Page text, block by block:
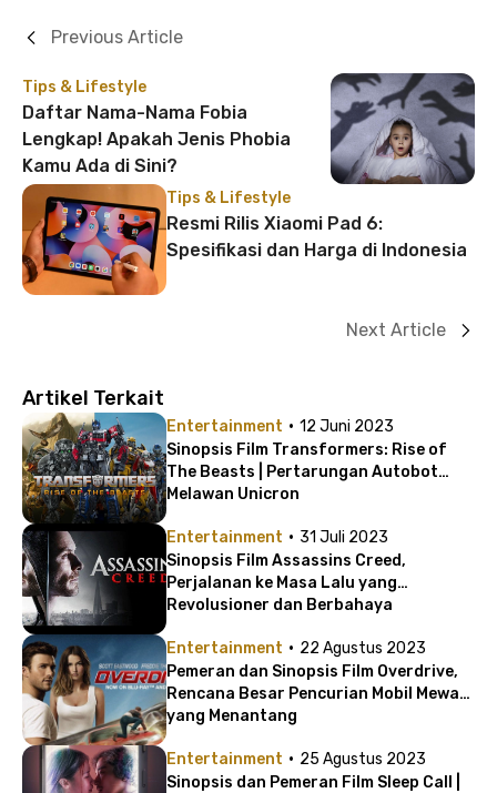
Tips & Lifestyle
Daftar Nama-Nama Fobia
Lengkap! Apakah Jenis Phobia
Kamu Ada di Sini?
Previous Article
Tips & Lifestyle
Resmi Rilis Xiaomi Pad 6:
Spesifikasi dan Harga di Indonesia
Next Article
Artikel Terkait
Entertainment · 12 Juni 2023
Sinopsis Film Transformers: Rise of
The Beasts | Pertarungan Autobot
Melawan Unicron
Entertainment · 31 Juli 2023
Sinopsis Film Assassins Creed,
Perjalanan ke Masa Lalu yang
Revolusioner dan Berbahaya
Entertainment · 22 Agustus 2023
Pemeran dan Sinopsis Film Overdrive,
Rencana Besar Pencurian Mobil Mewah
yang Menantang
Entertainment · 25 Agustus 2023
Sinopsis dan Pemeran Film Sleep Call |